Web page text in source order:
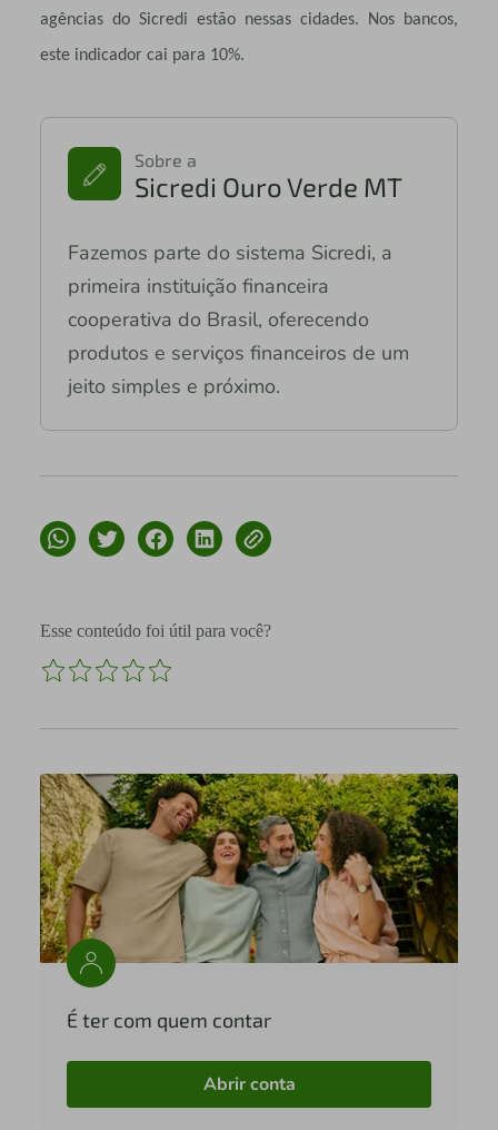
agências do Sicredi estão nessas cidades. Nos bancos,
este indicador cai para 10%.
Sobre a
Sicredi Ouro Verde MT
Fazemos parte do sistema Sicredi, a
primeira instituição financeira
cooperativa do Brasil, oferecendo
produtos e serviços financeiros de um
jeito simples e próximo.
Esse conteúdo foi útil para você?
É ter com quem contar
Abrir conta